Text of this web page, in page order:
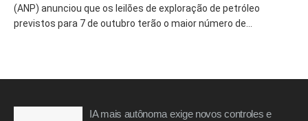
(ANP) anunciou que os leilões de exploração de petróleo
previstos para 7 de outubro terão o maior número de...
IA mais autônoma exige novos controles e